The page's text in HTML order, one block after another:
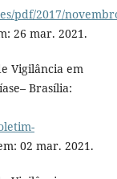
pdf/2017/
26 mar. 2021.
Vigilância em
Brasília:
02 mar. 2021.